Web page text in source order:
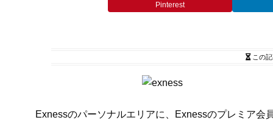
Pinterest
この
Exnessのパーソナルエリアに、Exnessのプレミア